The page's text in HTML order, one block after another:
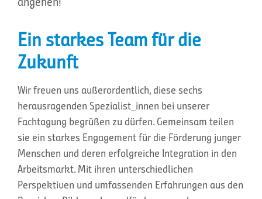
Ein starkes Team für die
Zukunft
Wir freuen uns außerordentlich, diese sechs
herausragenden Spezialist_innen bei unserer
Fachtagung begrüßen zu dürfen. Gemeinsam teilen
sie ein starkes Engagement für die Förderung junger
Menschen und deren erfolgreiche Integration in den
Arbeitsmarkt. Mit ihren unterschiedlichen
Perspektiven und umfassenden Erfahrungen aus den